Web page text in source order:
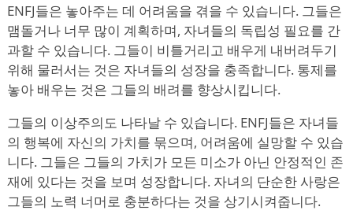
ENFJ들은 놓아주는 데 어려움을 겪을 수 있습니다. 그들은
맴돌거나 너무 많이 계획하며, 자녀들의 독립성 필요를 간
과할 수 있습니다. 그들이 비틀거리고 배우게 내버려두기
위해 물러서는 것은 자녀들의 성장을 충족합니다. 통제를
놓아 배우는 것은 그들의 배려를 향상시킵니다.
그들의 이상주의도 나타날 수 있습니다. ENFJ들은 자녀들
의 행복에 자신의 가치를 묶으며, 어려움에 실망할 수 있습
니다. 그들은 그들의 가치가 모든 미소가 아닌 안정적인 존
재에 있다는 것을 보며 성장합니다. 자녀의 단순한 사랑은
그들의 노력 너머로 충분하다는 것을 상기시켜줍니다.